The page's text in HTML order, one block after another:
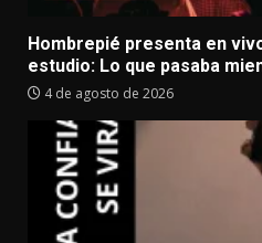
Hombrepié presenta en
estudio: Lo que pasaba
4 de agosto de 2026